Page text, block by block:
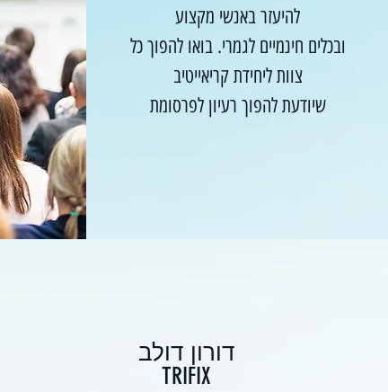
להיעזר באנשי מקצוע
ובכלים חינמיים לגמרי. בואו להפוך כל
צוות ליחידת קריאייטיב
שיודעת להפוך רעיון לפרסומת
דורון דולב
TRIFIX